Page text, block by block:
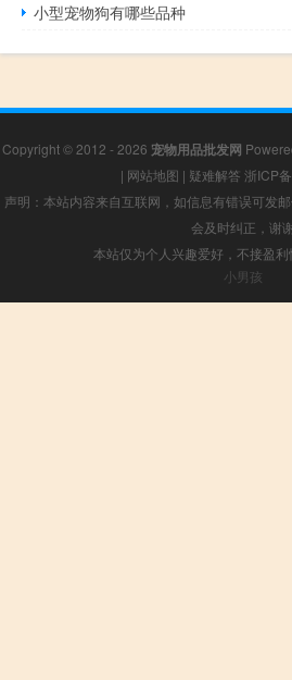
小型宠物狗有哪些品种
Copyright © 2012 - 2026 宠物用品批发网
| 网站地图 | 疑难解答 浙ICP
声明：本站内容来自互联网，如信息有错误可发
会及时纠正，谢
本站仅为个人兴趣爱好，不接盈
小男孩